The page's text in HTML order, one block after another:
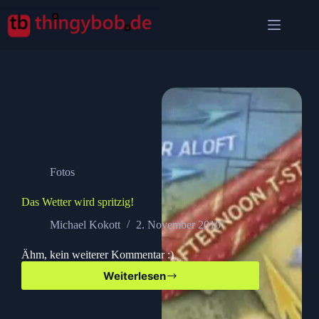
Inhalt
springen
Fotos
Das Wetter wird spritzig!
Michael Kokott
2. November 2010
Ähm, kein weiterer Kommentar :)
Weiterlesen
Das
Wetter
wird